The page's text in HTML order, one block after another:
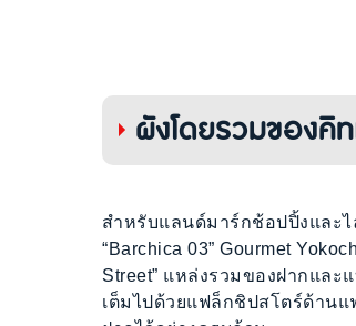
ผังโดยรวมของคิท
สำหรับแลนด์มาร์กช้อปปิ้งและ
“Barchica 03” Gourmet
Street” แหล่งรวมของฝากแล
เต็มไปด้วยแฟล็กชิปสโตร์ด้าน